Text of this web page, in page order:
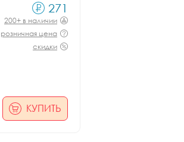
271
200+ в наличии
розничная цена
скидки
КУПИТЬ